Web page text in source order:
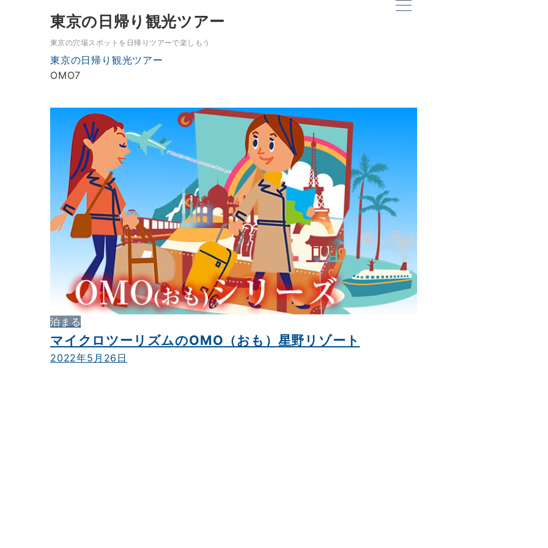
東京の日帰り観光ツアー
東京の穴場スポットを日帰りツアーで楽しもう
東京の日帰り観光ツアー
OMO7
泊まる
マイクロツーリズムのOMO（おも）星野リゾート
2022年5月26日